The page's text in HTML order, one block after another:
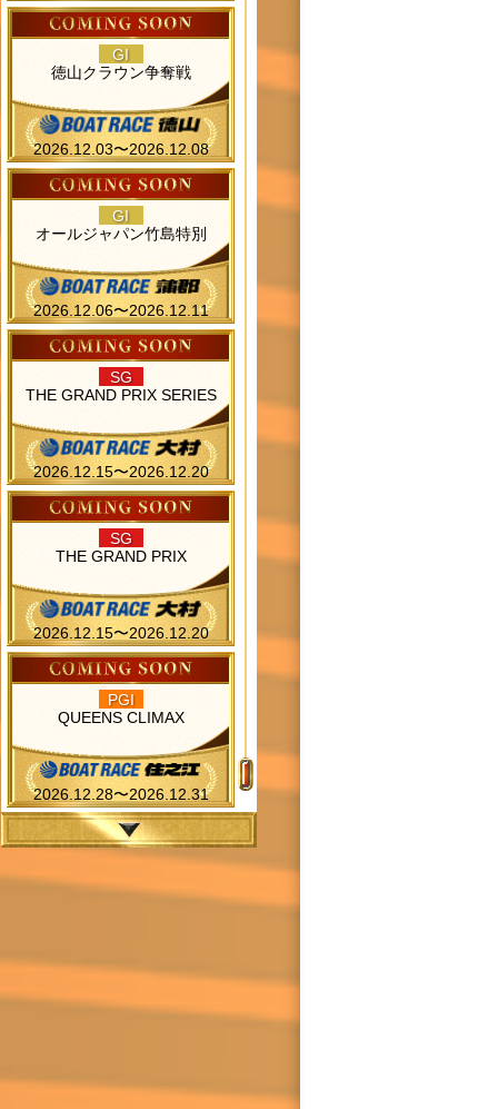
GI
徳山クラウン争奪戦
2026.12.03〜2026.12.08
GI
オールジャパン竹島特別
2026.12.06〜2026.12.11
SG
THE GRAND PRIX SERIES
2026.12.15〜2026.12.20
SG
THE GRAND PRIX
2026.12.15〜2026.12.20
PGI
QUEENS CLIMAX
2026.12.28〜2026.12.31